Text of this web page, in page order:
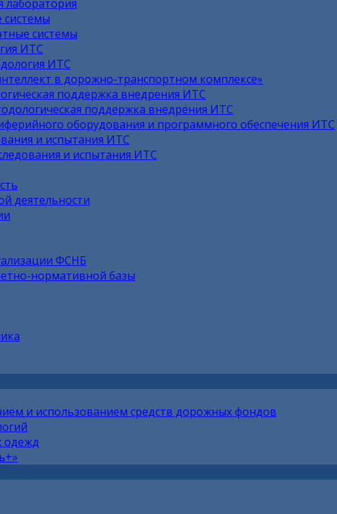
лаборатория
системы
системы
ИТС
ИТС
в дорожно-транспортном комплексе»
поддержка внедрения ИТС
поддержка внедрения ИТС
оборудования и программного обеспечения ИТС
и испытания ИТС
и испытания ИТС
деятельности
ФСНБ
нормативной базы
и использованием средств дорожных фондов
одежд